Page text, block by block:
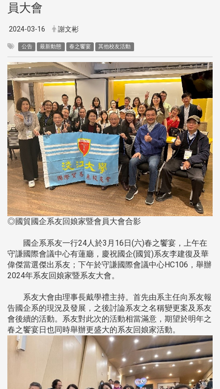
員大會
2024-03-16 謝文彬
公告 最新動態 春之饗宴 其他校友活動
◎國貿國企系友回娘家暨會員大會合影
國企系系友一行24人於3月16日(六)春之饗宴，上午在
守謙國際會議中心有蓮廳，慶祝國企(國貿)系友李建復及華
偉傑當選傑出系友；下午於守謙國際會議中心HC106，舉辦
2024年系友回娘家暨系友大會。
系友大會由理事長戴學禮主持。首先由系主任向系友報
告國企系的現況及發展，之後討論系友之名稱變更案及系友
會後續的活動。系友對此次的活動相當滿意，期望於明年之
春之饗宴日也同時舉辦更盛大的系友回娘家活動。